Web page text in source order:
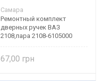
Самара
Ремонтный комплект
дверных ручек ВАЗ
2108,пара 2108-6105000
67,00